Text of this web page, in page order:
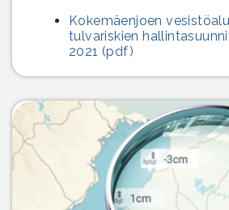
Kokemäenjoen
tulvariskien
2021 (pdf)